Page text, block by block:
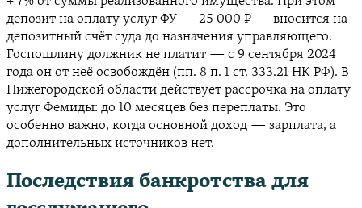
депозит на оплату услуг ФУ — 25 000 ₽ — вносится на
депозитный счёт суда до назначения управляющего.
Госпошлину должник не платит — с 9 сентября 2024
года он от неё освобождён (пп. 8 п. 1 ст. 333.21 НК РФ). В
Нижегородской области действует рассрочка на оплату
услуг Фемиды: до 10 месяцев без переплаты. Это
особенно важно, когда основной доход — зарплата, а
дополнительных источников нет.
Последствия банкротства для